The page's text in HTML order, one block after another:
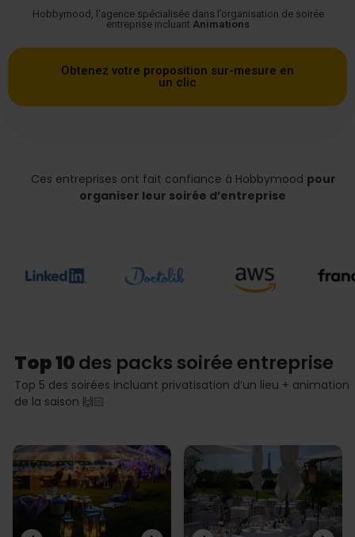
Hobbymood, l'agence spécialisée dans l’organisation de soirée
entreprise incluant Animations
Obtenez votre proposition sur-mesure en
un clic
Ces entreprises ont fait confiance à Hobbymood pour
organiser leur soirée d’entreprise
Top 10des packs soirée entreprise
Top 5 des soirées incluant privatisation d’un lieu + animation
de la saison 🙌🏻